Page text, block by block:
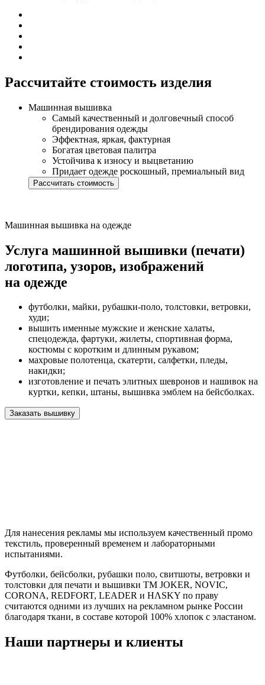
Рассчитайте стоимость изделия
Машинная вышивка
Самый качественный и долговечный способ
брендирования одежды
Эффектная, яркая, фактурная
Богатая цветовая палитра
Устойчива к износу и выцветанию
Придает одежде роскошный, премиальный вид
Рассчитать стоимость
Машинная вышивка на одежде
Услуга машинной вышивки (печати)
логотипа, узоров, изображений
на одежде
футболки, майки, рубашки-поло, толстовки, ветровки,
худи;
вышить именные мужские и женские халаты,
спецодежда, фартуки, жилеты, спортивная форма,
костюмы с коротким и длинным рукавом;
махровые полотенца, скатерти, салфетки, пледы,
накидки;
изготовление и печать элитных шевронов и нашивок на
куртки, кепки, штаны, вышивка эмблем на бейсболках.
Заказать вышивку
Для нанесения рекламы мы используем качественный промо
текстиль, проверенный временем и лабораторными
испытаниями.
Футболки, бейсболки, рубашки поло, свитшоты, ветровки и
толстовки для печати и вышивки TM JOKER, NOVIC,
CORONA, REDFORT, LEADER и HΛSKY по праву
считаются одними из лучших на рекламном рынке России
благодаря ткани, в составе которой 100% хлопок с эластаном.
Наши партнеры и клиенты